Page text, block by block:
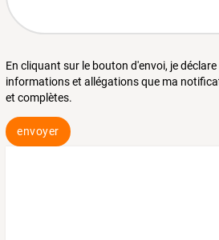
En cliquant sur le bouton d'envoi, je
informations et allégations que ma
et complètes.
envoyer